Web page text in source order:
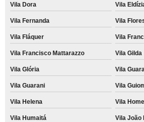
Vila Dora Vila
Vila Fernanda Vila
Vila Fláquer Vila
Vila Francisco Mattarazzo Vila Gilda
Vila Glória Vila
Vila Guarani Vila
Vila Helena Vila
Vila Humaitá Vila João